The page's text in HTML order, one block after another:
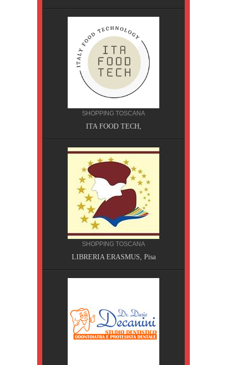
SHOPPING TOSCANA
ITA FOOD TECH,
SHOPPING TOSCANA
LIBRERIA ERASMUS, Pisa